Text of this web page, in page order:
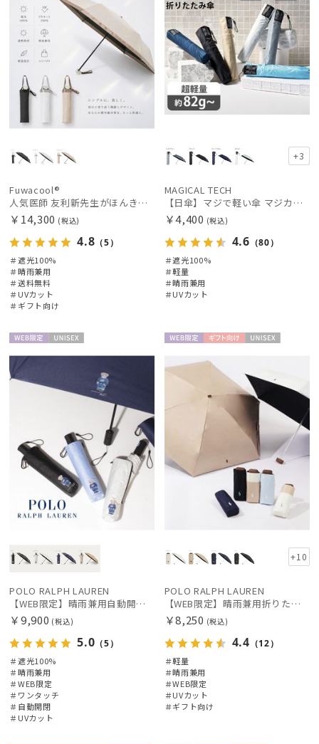
レディース メンズ キッズ
カテゴリー
ブランド
手袋・アームカバー
その他
カラー
在庫表示
入荷状況
Fuwacool®
人気医師 友利新先生がほんきで作った”絶対に忘れない誰でも日傘” 55【晴雨兼用折りたたみ日傘】フワクール® (Fuwacool®) 雨の日OK 軽量 遮光100% UV100%
￥14,300 (税込)
4.8 （5）
＃遮光100%
＃晴雨兼用
＃送料無料
＃UVカット
＃ギフト向け
+3
MAGICAL TECH
【日傘】マジで軽い傘 マジカルテックプロテクション(MAGICAL TECH PROTECTION)50cm 晴雨兼用傘折りたたみ日傘 一級遮光100% UV 軽量 人気 レディース メンズ
￥4,400 (税込)
4.6 （80）
＃遮光100%
＃軽量
＃晴雨兼用
＃UVカット
定
POLO RALPH LAUREN
【WEB限定】晴雨兼用自動開閉日傘 ポロ ラルフ ローレン（POLO RALPH LAUREN）ベア 遮光100 UV100 ワンタッチ開閉
￥9,900 (税込)
5.0 （5）
＃遮光100%
＃晴雨兼用
＃WEB限定
＃ワンタッチ
＃自動開閉
＃UVカット
定
向け
+10
POLO RALPH LAUREN
【WEB限定】晴雨兼用折りたたみ日傘 ポロ ラルフ ローレン ポロポニー刺繍 POLO BEAR 雨の日OK 遮光100% 遮熱 簡単開閉 UV100% 晴雨兼用
￥8,250 (税込)
4.4 （12）
＃軽量
＃晴雨兼用
＃WEB限定
＃UVカット
＃ギフト向け